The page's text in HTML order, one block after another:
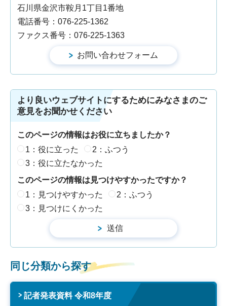
石川県金沢市鞍月1丁目1番地
電話番号：076-225-1362
ファクス番号：076-225-1363
より良いウェブサイトにするためにみなさまのご
意見をお聞かせください
このページの情報はお役に立ちましたか？
1：役に立った
2：ふつう
3：役に立たなかった
このページの情報は見つけやすかったですか？
1：見つけやすかった
2：ふつう
3：見つけにくかった
同じ分類から探す
記者発表資料 令和8年度